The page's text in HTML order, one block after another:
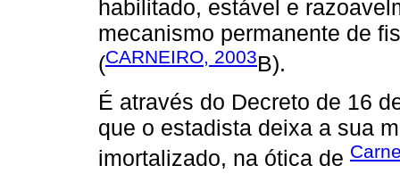
habilitado, estável e
mecanismo permanente de
(CARNEIRO, 2003B).
É através do Decreto de 16
que o estadista deixa a sua
imortalizado, na ótica de